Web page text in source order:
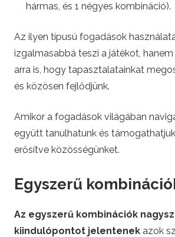
hármas, és 1 négyes kombináció).
Az ilyen típusú fogadások
izgalmasabbá teszi a játékot,
arra is, hogy tapasztalatainkat
és közösen fejlődjünk.
Amikor a fogadások világában
együtt tanulhatunk és
erősítve közösségünket.
Egyszerű
Az egyszerű kombinációk
kiindulópontot jelentenek azok